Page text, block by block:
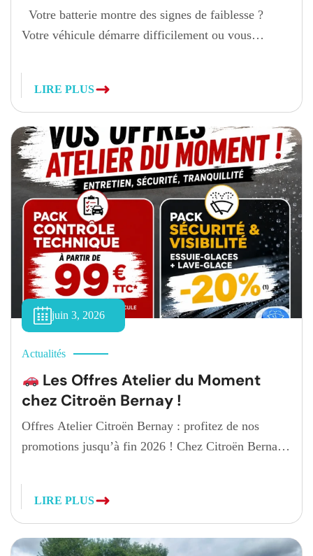
Votre batterie montre des signes de faiblesse ?
Votre véhicule démarre difficilement ou vous
Jusqu’au 31 juillet 2026, notre garage participe à
l’opération nationale EUROREPAR Car Service et
vous fait bénéficier de -10 % sur les batteries
EUROREPAR (hors […]
LIRE PLUS
juin 3, 2026
Actualités
Les Offres Atelier du Moment
chez Citroën Bernay !
Offres Atelier Citroën Bernay : profitez de nos
promotions jusqu’à fin 2026 ! Chez Citroën Bernay,
Pour vous permettre de rouler en toute sécurité tout
en maîtrisant votre budget, découvrez nos offres
promotionnelles actuellement disponibles à l’atelier.
LIRE PLUS